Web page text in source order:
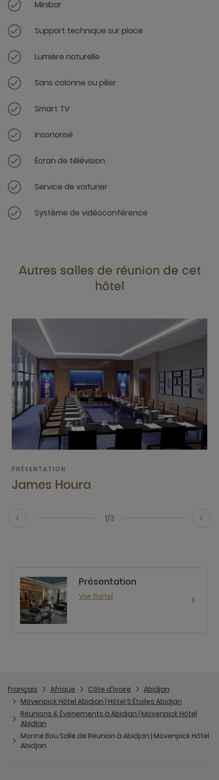
Minibar
Support technique sur place
Lumière naturelle
Sans colonne ou pilier
Smart TV
Insonorisé
Écran de télévision
Service de voiturier
Système de vidéoconférence
Autres salles de réunion de cet
hôtel
1/3
PRÉSENTATION
James Houra
Présentation
Voir l’hôtel
Français Afrique Côte d'Ivoire
Abidjan
Mövenpick Hôtel Abidjan | Hôtel 5 Étoiles Abidjan
Réunions & Événements à Abidjan | Mövenpick Hôtel
Abidjan
Monne Bou Salle de Réunion à Abidjan | Mövenpick Hôtel
Abidjan